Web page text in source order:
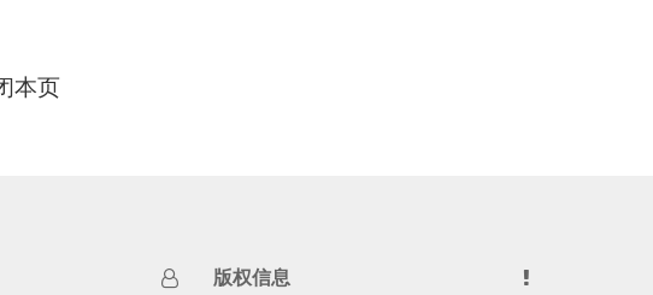
本页
版权信息